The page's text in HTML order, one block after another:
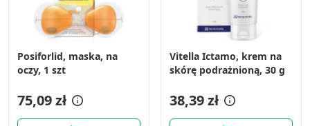
Posiforlid, maska, na
oczy, 1 szt
75,09 zł
Vitella Ictamo, krem na
skórę podrażnioną, 30 g
38,39 zł
Reklama / śledzenie